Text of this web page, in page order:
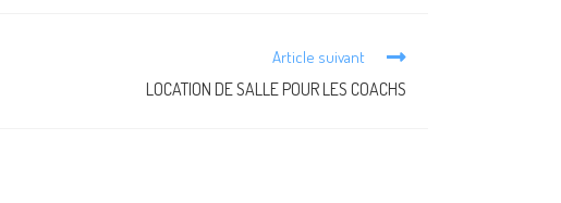
Article suivant
LOCATION DE SALLE POUR LES COACHS